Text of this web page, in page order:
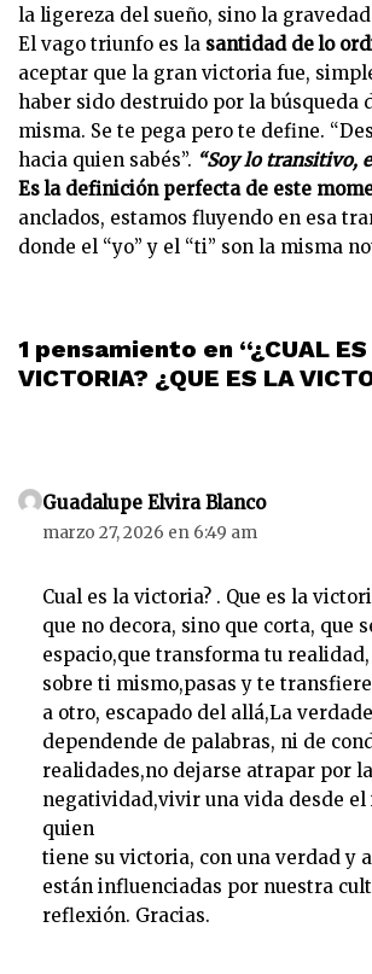
la ligereza del sueño, sino la
El vago triunfo es la santidad de lo
aceptar que la gran victoria fue,
haber sido destruido por la búsqueda
misma. Se te pega pero te define.
hacia quien sabés”. “Soy lo transitivo,
Es la definición perfecta de este
anclados, estamos fluyendo en esa
donde el “yo” y el “ti” son la misma
1 pensamiento en “¿CUAL ES
VICTORIA? ¿QUE ES LA
Guadalupe Elvira Blanco
marzo 27, 2026 en 6:49 am
Cual es la victoria? . Que es la
que no decora, sino que corta, que
espacio,que transforma tu
sobre ti mismo,pasas y te
a otro, escapado del allá,La
dependende de palabras, ni de
realidades,no dejarse atrapar por
negatividad,vivir una vida desde el
quien
tiene su victoria, con una verdad y
están influenciadas por nuestra
reflexión. Gracias.